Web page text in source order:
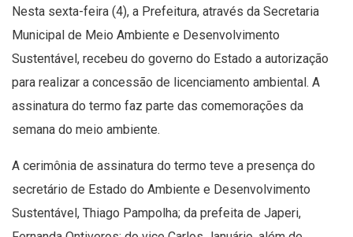
Nesta sexta-feira (4), a Prefeitura, através da Secretaria
Municipal de Meio Ambiente e Desenvolvimento
Sustentável, recebeu do governo do Estado a autorização
para realizar a concessão de licenciamento ambiental. A
assinatura do termo faz parte das comemorações da
semana do meio ambiente.
A cerimônia de assinatura do termo teve a presença do
secretário de Estado do Ambiente e Desenvolvimento
Sustentável, Thiago Pampolha; da prefeita de Japeri,